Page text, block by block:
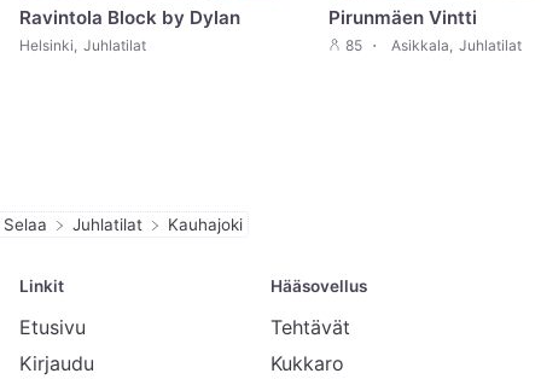
Ravintola Block by Dylan
Helsinki Juhlatilat
Pirunmäen Vintti
85 Asikkala Juhlatilat
Selaa Juhlatilat Kauhajoki
Linkit
Etusivu
Kirjaudu
Hääsovellus
Tehtävät
Kukkaro